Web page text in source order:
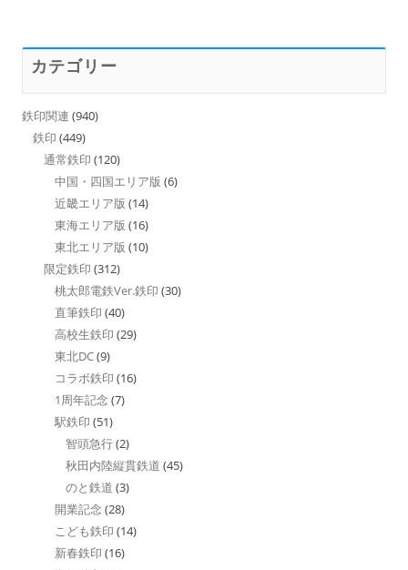
カテゴリー
鉄印関連 (940)
鉄印 (449)
通常鉄印 (120)
中国・四国エリア版 (6)
近畿エリア版 (14)
東海エリア版 (16)
東北エリア版 (10)
限定鉄印 (312)
桃太郎電鉄Ver.鉄印 (30)
直筆鉄印 (40)
高校生鉄印 (29)
東北DC(9)
コラボ鉄印 (16)
1周年記念 (7)
駅鉄印 (51)
智頭急行(2)
秋田内陸縦貫鉄道 (45)
のと鉄道 (3)
開業記念 (28)
こども鉄印 (14)
新春鉄印 (16)